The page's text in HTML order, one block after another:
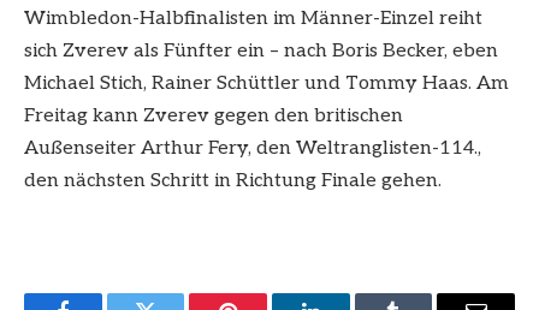
Wimbledon-Halbfinalisten im Männer-Einzel reiht
sich Zverev als Fünfter ein – nach Boris Becker, eben
Michael Stich, Rainer Schüttler und Tommy Haas. Am
Freitag kann Zverev gegen den britischen
Außenseiter Arthur Fery, den Weltranglisten-114.,
den nächsten Schritt in Richtung Finale gehen.